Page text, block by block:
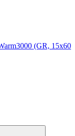
(GR, 15x60